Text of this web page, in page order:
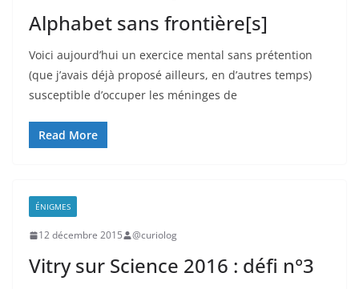
Alphabet sans frontière[s]
Voici aujourd’hui un exercice mental sans prétention
(que j’avais déjà proposé ailleurs, en d’autres temps)
susceptible d’occuper les méninges de
Read More
ÉNIGMES
12 décembre 2015 @curiolog
Vitry sur Science 2016 : défi n°3